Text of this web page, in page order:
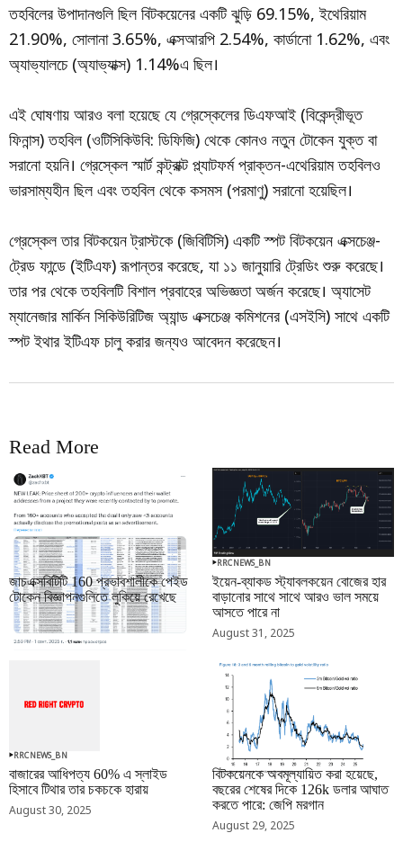
তহবিলের উপাদানগুলি ছিল বিটকয়েনের একটি ঝুড়ি 69.15%, ইথেরিয়াম
21.90%, সোলানা 3.65%, এক্সআরপি 2.54%, কার্ডানো 1.62%, এবং
অ্যাভ্যালচে (অ্যাভ্যাক্স) 1.14%এ ছিল।
এই ঘোষণায় আরও বলা হয়েছে যে গ্রেস্কেলের ডিএফআই (বিকেন্দ্রীভূত
ফিনান্স) তহবিল (ওটিসিকিউবি: ডিফিজি) থেকে কোনও নতুন টোকেন যুক্ত বা
সরানো হয়নি। গ্রেস্কেল স্মার্ট কন্ট্রাক্ট প্ল্যাটফর্ম প্রাক্তন-এথেরিয়াম তহবিলও
ভারসাম্যহীন ছিল এবং তহবিল থেকে কসমস (পরমাণু) সরানো হয়েছিল।
গ্রেস্কেল তার বিটকয়েন ট্রাস্টকে (জিবিটিসি) একটি স্পট বিটকয়েন এক্সচেঞ্জ-
ট্রেড ফান্ডে (ইটিএফ) রূপান্তর করেছে, যা ১১ জানুয়ারি ট্রেডিং শুরু করেছে।
তার পর থেকে তহবিলটি বিশাল প্রবাহের অভিজ্ঞতা অর্জন করেছে। অ্যাসেট
ম্যানেজার মার্কিন সিকিউরিটিজ অ্যান্ড এক্সচেঞ্জ কমিশনের (এসইসি) সাথে একটি
স্পট ইথার ইটিএফ চালু করার জন্যও আবেদন করেছেন।
Read More
RRCNEWS_BN
জাচএক্সবিটিটি 160 প্রভাবশালীকে পেইড
টোকেন বিজ্ঞাপনগুলিতে লুকিয়ে রেখেছে
September 01, 2025
RRCNEWS_BN
ইয়েন-ব্যাকড স্ট্যাবলকয়েন বোজের হার
বাড়ানোর সাথে সাথে আরও ভাল সময়ে
আসতে পারে না
August 31, 2025
RRCNEWS_BN
বাজারের আধিপত্য 60% এ স্লাইড
হিসাবে টিথার তার চকচকে হারায়
August 30, 2025
RRCNEWS_BN
বিটকয়েনকে অবমূল্যায়িত করা হয়েছে,
বছরের শেষের দিকে 126k ডলার আঘাত
করতে পারে: জেপি মরগান
August 29, 2025